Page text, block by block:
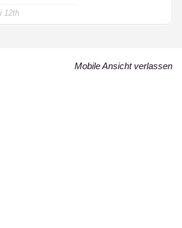
12th
Mobile Ansicht verlassen